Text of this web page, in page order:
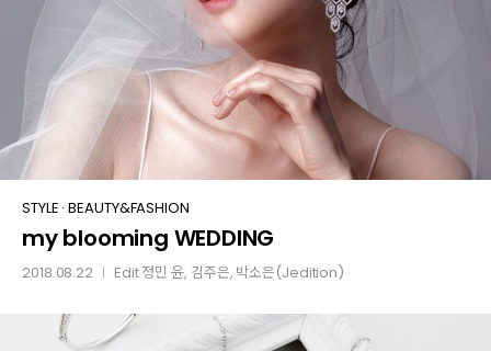
my
blooming
WEDDING
STYLE ·BEAUTY&FASHION
my blooming WEDDING
2018.08.22 Edit정민 윤, 김주은, 박소은(Jedition)